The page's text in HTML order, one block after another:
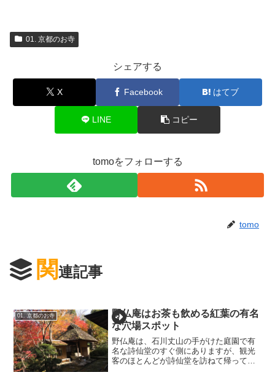
01. 京都のお寺
シェアする
X Facebook はてブ
LINE コピー
tomoをフォローする
tomo
関連記事
01. 京都のお寺
野仏庵はお茶も飲める紅葉の有名
な穴場スポット
野仏庵は、石川丈山の手がけた庭園で有
名な詩仙堂のすぐ側にありますが、観光
客のほとんどが詩仙堂を訪ねて帰ってし